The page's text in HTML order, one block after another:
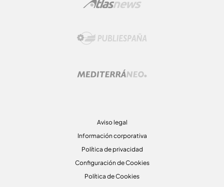
Aviso legal
Información corporativa
Política de privacidad
Configuración de Cookies
Política de Cookies